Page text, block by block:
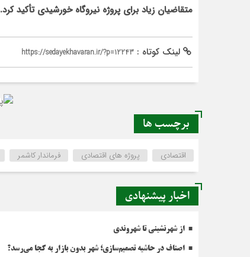
متقاضيان زياد براي پروژه نيروگاه خورشيدي تأکيد کرد.
لینک کوتاه : https://sedayekhavaran.ir/?p=12243
برچسب ها
اقتصادی پروژه های اقتصادی فرماندار کاشمر
اخبار پیشنهادی
از شهرنشینی تا شهروندی
اصناف در حاشیه تصمیم‌سازی؛ شهر بدون بازار به کجا می‌رسد؟